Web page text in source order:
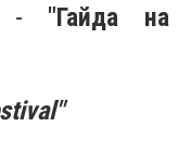
- "Гайда на